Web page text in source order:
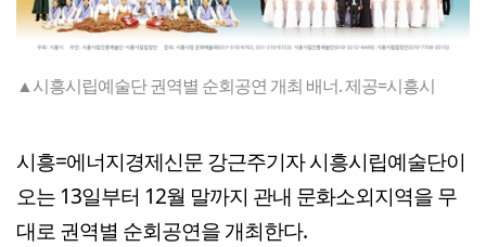
▲시흥시립예술단 권역별 순회공연 개최 배너. 제공=시흥시
시흥=에너지경제신문 강근주기자 시흥시립예술단이
오는 13일부터 12월 말까지 관내 문화소외지역을 무
대로 권역별 순회공연을 개최한다.